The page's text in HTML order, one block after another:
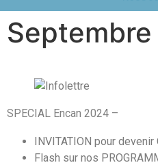
SPECIAL Encan 2024 –
INVITATION pour
Flash sur nos